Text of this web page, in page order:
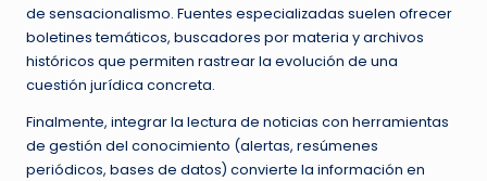
de sensacionalismo. Fuentes especializadas suelen ofrecer
boletines temáticos, buscadores por materia y archivos
históricos que permiten rastrear la evolución de una
cuestión jurídica concreta.
Finalmente, integrar la lectura de noticias con herramientas
de gestión del conocimiento (alertas, resúmenes
periódicos, bases de datos) convierte la información en